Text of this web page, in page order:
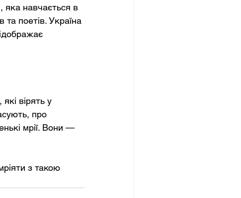
яка навчається в
та поетів. Україна
вірять у
про
мрії. Вони —
з такою